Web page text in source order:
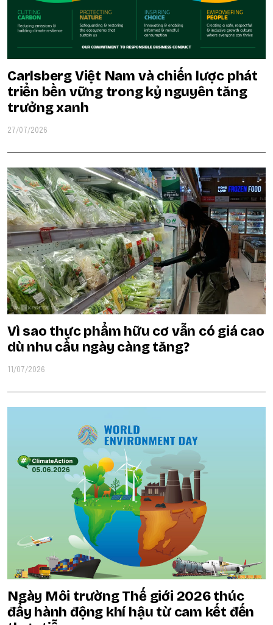
Carlsberg Việt Nam và chiến lược phát
triển bền vững trong kỷ nguyên tăng
trưởng xanh
27/07/2026
Vì sao thực phẩm hữu cơ vẫn có giá cao
dù nhu cầu ngày càng tăng?
11/07/2026
Ngày Môi trường Thế giới 2026 thúc
đẩy hành động khí hậu từ cam kết đến